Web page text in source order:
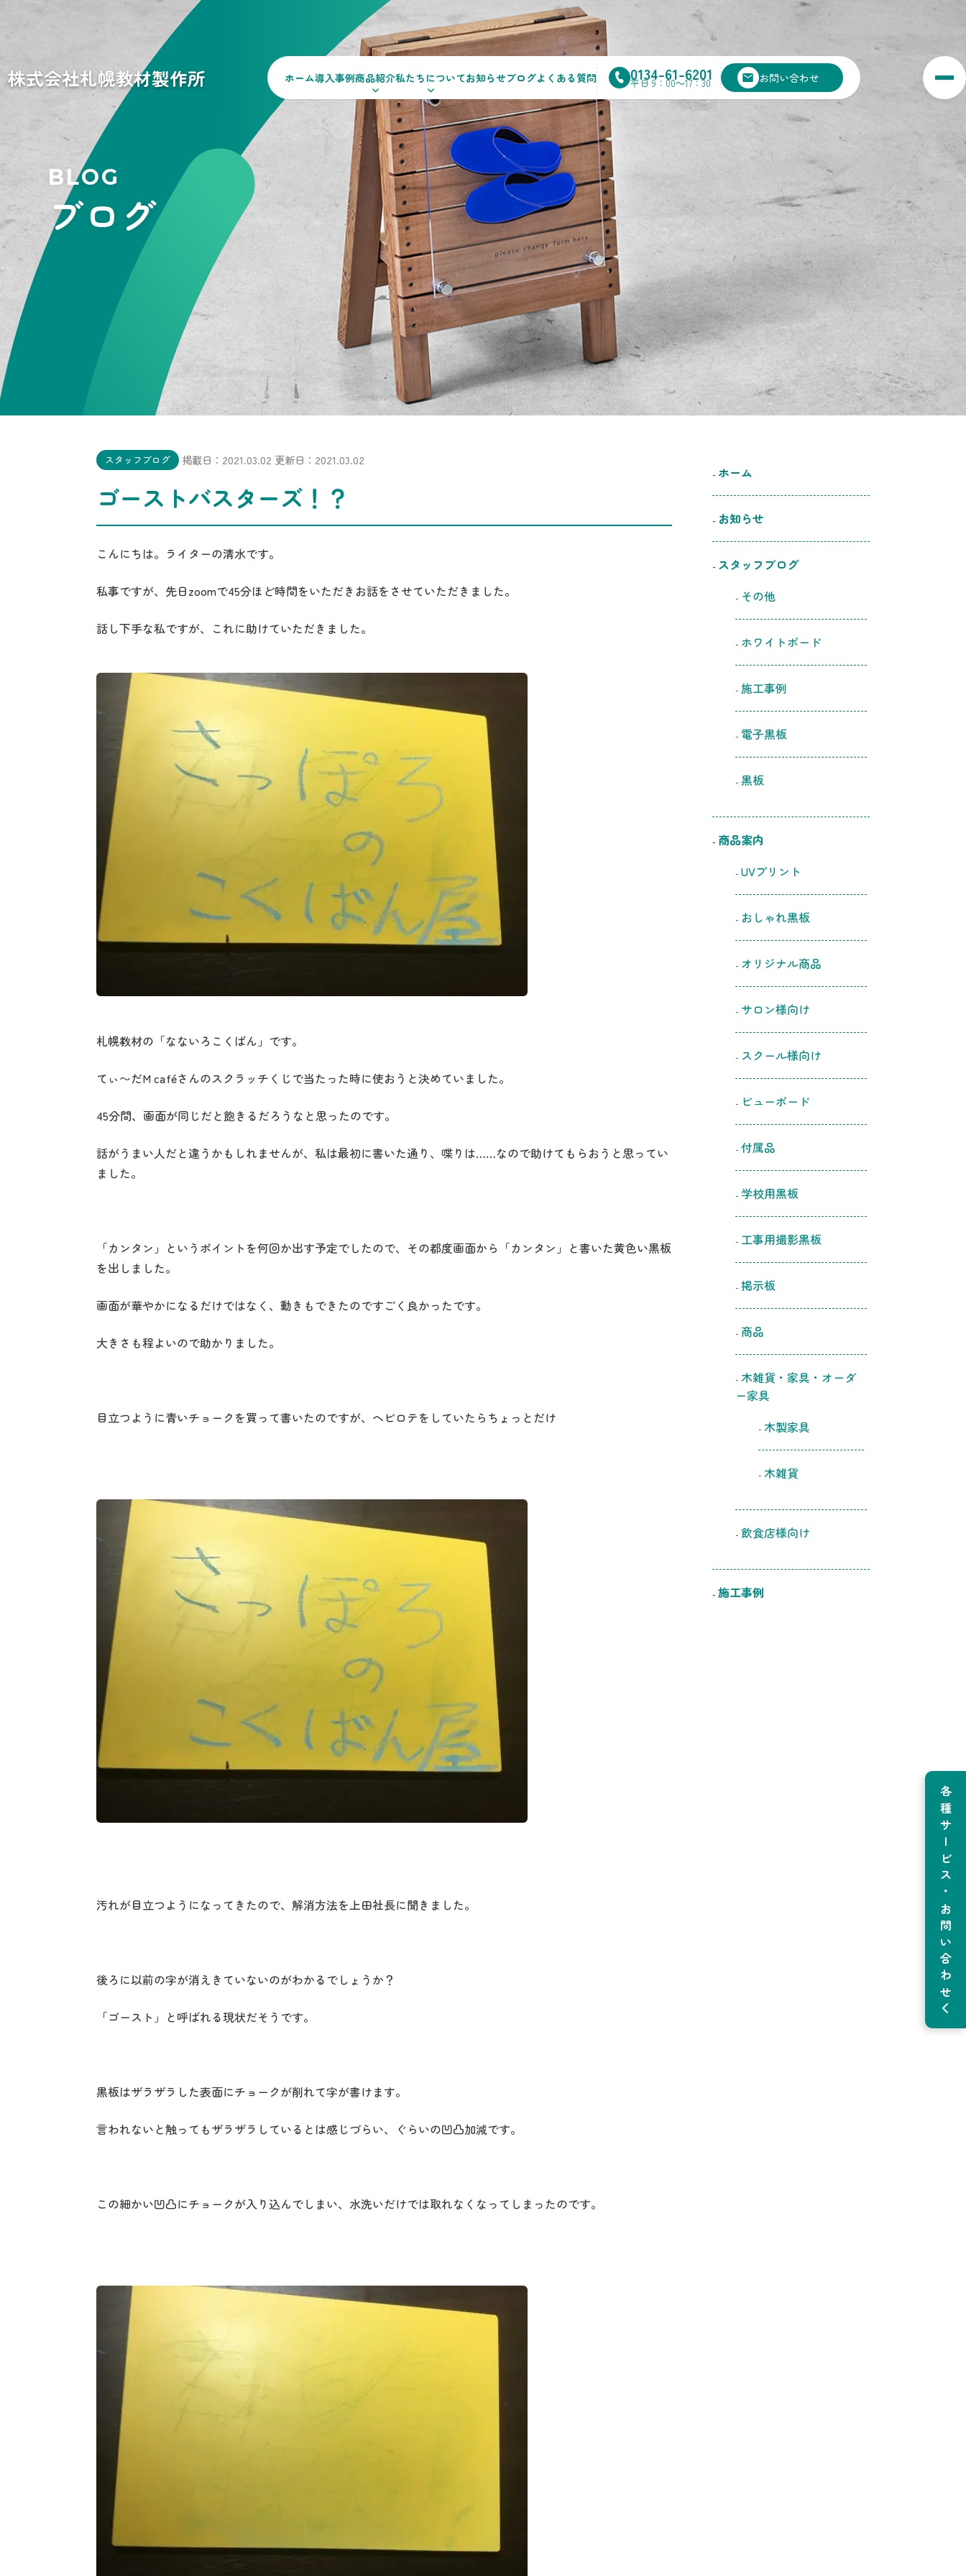
株式会社札幌教材製作所 ホーム導入事例商品紹介私たちについてお知らせブログよくある質問 0134-61-6201
平日 9：00～17：30 お問い合わせ
BLOG
ブログ
スタッフブログ 掲載日：2021.03.02 更新日：2021.03.02
ゴーストバスターズ！？
こんにちは。ライターの清水です。
私事ですが、先日zoomで45分ほど時間をいただきお話をさせていただきました。
話し下手な私ですが、これに助けていただきました。
札幌教材の「なないろこくばん」です。
てぃ〜だM caféさんのスクラッチくじで当たった時に使おうと決めていました。
45分間、画面が同じだと飽きるだろうなと思ったのです。
話がうまい人だと違うかもしれませんが、私は最初に書いた通り、喋りは……なので助けてもらおうと思ってい
ました。
「カンタン」というポイントを何回か出す予定でしたので、その都度画面から「カンタン」と書いた黄色い黒板
を出しました。
画面が華やかになるだけではなく、動きもできたのですごく良かったです。
大きさも程よいので助かりました。
目立つように青いチョークを買って書いたのですが、ヘビロテをしていたらちょっとだけ
汚れが目立つようになってきたので、解消方法を上田社長に聞きました。
後ろに以前の字が消えきていないのがわかるでしょうか？
「ゴースト」と呼ばれる現状だそうです。
黒板はザラザラした表面にチョークが削れて字が書けます。
言われないと触ってもザラザラしているとは感じづらい、ぐらいの凹凸加減です。
この細かい凹凸にチョークが入り込んでしまい、水洗いだけでは取れなくなってしまったのです。
ホーム
お知らせ
スタッフブログ
その他
ホワイトボード
施工事例
電子黒板
黒板
商品案内
UVプリント
おしゃれ黒板
オリジナル商品
サロン様向け
スクール様向け
ビューボード
付属品
学校用黒板
工事用撮影黒板
掲示板
商品
木雑貨・家具・オーダ
ー家具
木製家具
木雑貨
飲食店様向け
施工事例
各種サービス・お問い合わせ